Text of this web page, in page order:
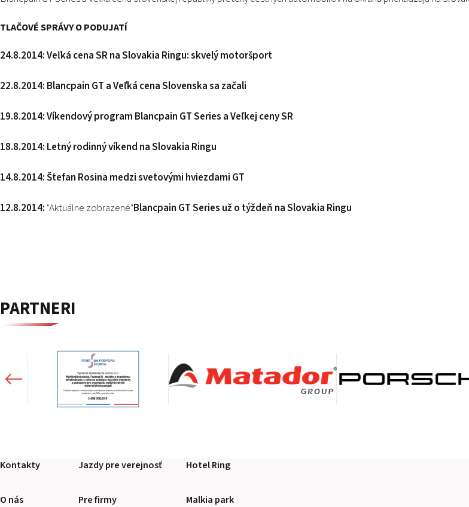
TLAČOVÉ SPRÁVY O PODUJATÍ
24.8.2014: Veľká cena SR na Slovakia Ringu: skvelý motoršport
22.8.2014: Blancpain GT a Veľká cena Slovenska sa začali
19.8.2014:Víkendový program Blancpain GT Series a Veľkej ceny SR
18.8.2014: Letný rodinný víkend na Slovakia Ringu
14.8.2014:Štefan Rosina medzi svetovými hviezdami GT
12.8.2014: "Aktuálne zobrazené"Blancpain GT Series už o týždeň na Slovakia Ringu
PARTNERI
Kontakty
O nás
Jazdy pre verejnosť
Pre firmy
Hotel Ring
Malkia park